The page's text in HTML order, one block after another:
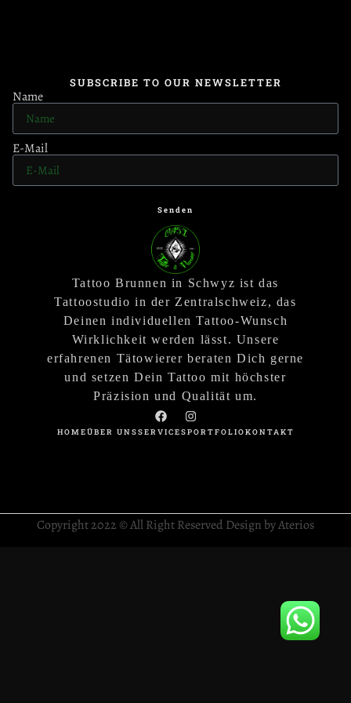
SUBSCRIBE TO OUR NEWSLETTER
Name
E-Mail
Senden
Tattoo Brunnen in Schwyz ist das
Tattoostudio in der Zentralschweiz, das
Deinen individuellen Tattoo-Wunsch
Wirklichkeit werden lässt. Unsere
erfahrenen Tätowierer beraten Dich gerne
und setzen Dein Tattoo mit höchster
Präzision und Qualität um.
HOMEÜBER UNSSERVICESPORTFOLIOKONTAKT
Copyright 2022 © All Right Reserved Design by Aterios